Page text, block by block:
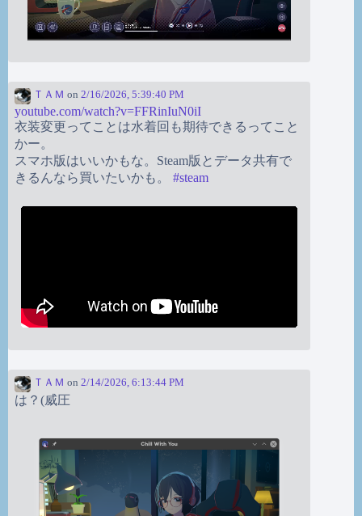
ＴＡＭ on 2/16/2026, 5:39:40 PM
youtube.com/watch?v=FFRinIuN0iI
衣装変更ってことは水着回も期待できるってこと
かー。
スマホ版はいいかもな。Steam版とデータ共有で
きるんなら買いたいかも。 #steam
ＴＡＭ on 2/14/2026, 6:13:44 PM
は？(威圧